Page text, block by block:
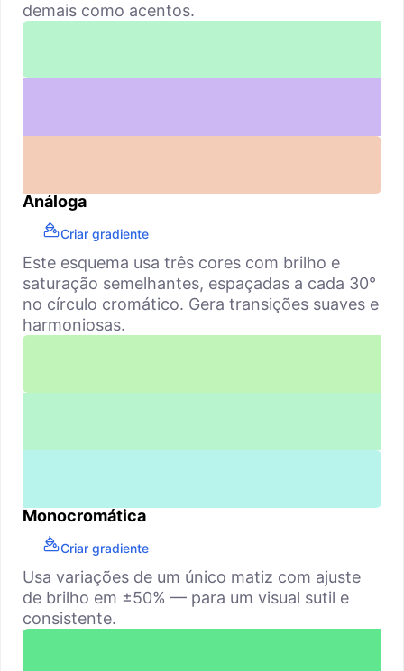
demais como acentos.
Análoga
Criar gradiente
Este esquema usa três cores com brilho e
saturação semelhantes, espaçadas a cada 30°
no círculo cromático. Gera transições suaves e
harmoniosas.
Monocromática
Criar gradiente
Usa variações de um único matiz com ajuste
de brilho em ±50% — para um visual sutil e
consistente.